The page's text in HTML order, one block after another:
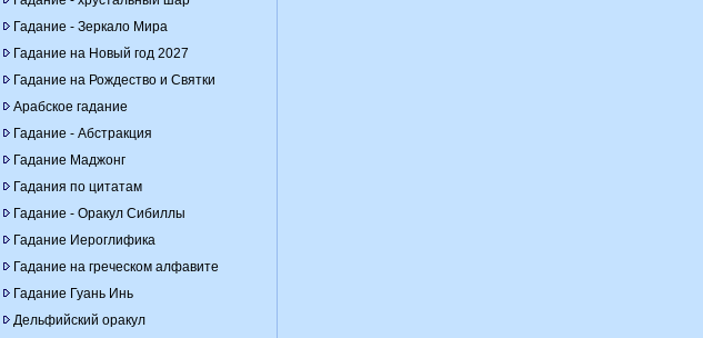
Гадание - Зеркало Мира
Гадание на Новый год 2027
Гадание на Рождество и Святки
Арабское гадание
Гадание - Абстракция
Гадание Маджонг
Гадания по цитатам
Гадание - Оракул Сибиллы
Гадание Иероглифика
Гадание на греческом алфавите
Гадание Гуань Инь
Дельфийский оракул